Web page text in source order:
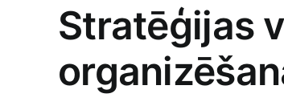
Stratēģijas